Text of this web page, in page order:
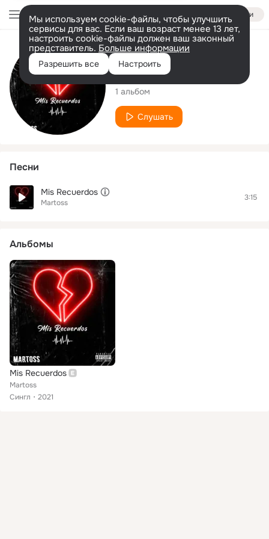
Войти
Мы используем cookie-файлы, чтобы улучшить
сервисы для вас. Если ваш возраст менее 13 лет,
настроить cookie-файлы должен ваш законный
представитель. Больше информации
Разрешить все Настроить
Исполнитель
Martoss
1 альбом
Слушать
Песни
Mis Recuerdos
Martoss
3:15
Альбомы
Mis Recuerdos
Martoss
Сингл
2021